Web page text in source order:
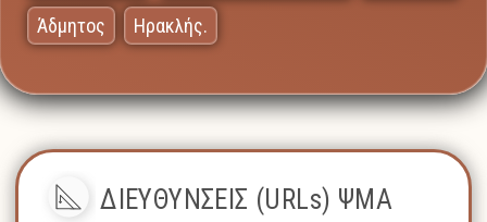
Άδμητος
Ηρακλής.
ΔΙΕΥΘΥΝΣΕΙΣ (URLs) ΨΜΑ